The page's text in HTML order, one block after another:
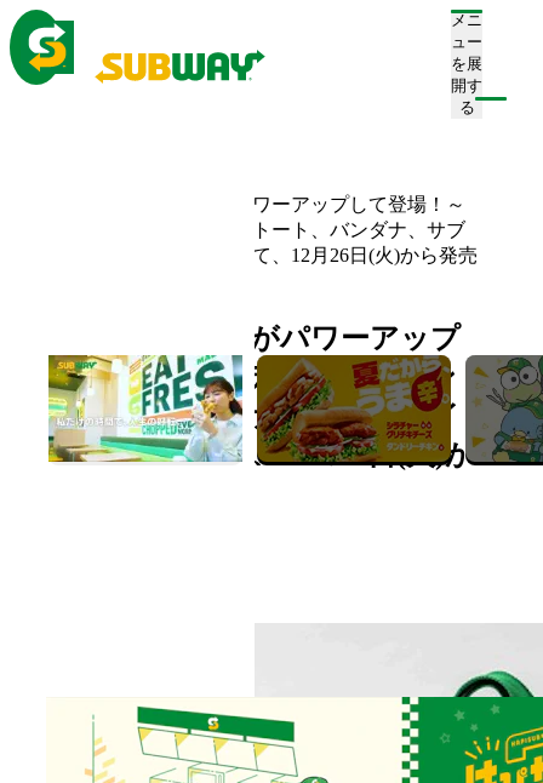
メニ
ュー
を展
開す
る
サブウェイの福袋がパワーアップして登場！～
限定デザインのランチトート、バンダナ、サブ
ウェイチケットが付いて、12月26日(火)から発売
サブウェイの福袋がパワーアップ
して登場！～限定デザインのラン
チトート、バンダナ、サブウェイ
チケットが付いて、12月26日(火)か